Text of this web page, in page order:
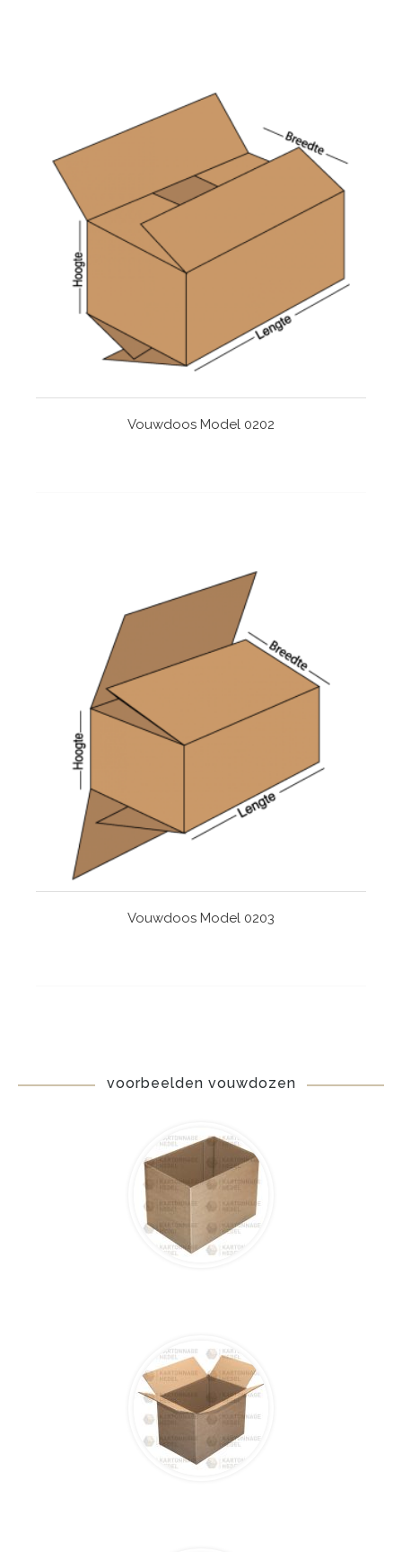
Vouwdoos Model 0202
Vouwdoos Model 0203
voorbeelden vouwdozen